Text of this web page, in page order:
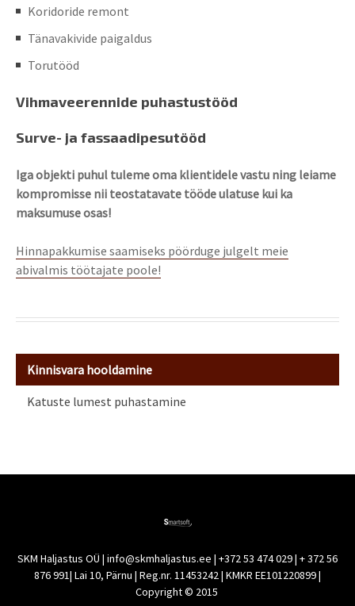
Koridoride remont
Tänavakivide paigaldus
Torutööd
Vihmaveerennide puhastustööd
Surve- ja fassaadipesutööd
Iga objekti puhul tuleme oma klientidele vastu ning leiame
kompromisse nii teostatavate tööde ulatuse kui ka
maksumuse osas!
Hinnapakkumise saamiseks pöörduge julgelt meie
abivalmis töötajate poole!
Kinnisvara hooldamine
Katuste lumest puhastamine
SKM Haljastus OÜ | info@skmhaljastus.ee | +372 53 474 029 | + 372 56
876 991| Lai 10, Pärnu | Reg.nr. 11453242 | KMKR EE101220899 |
Copyright © 2015